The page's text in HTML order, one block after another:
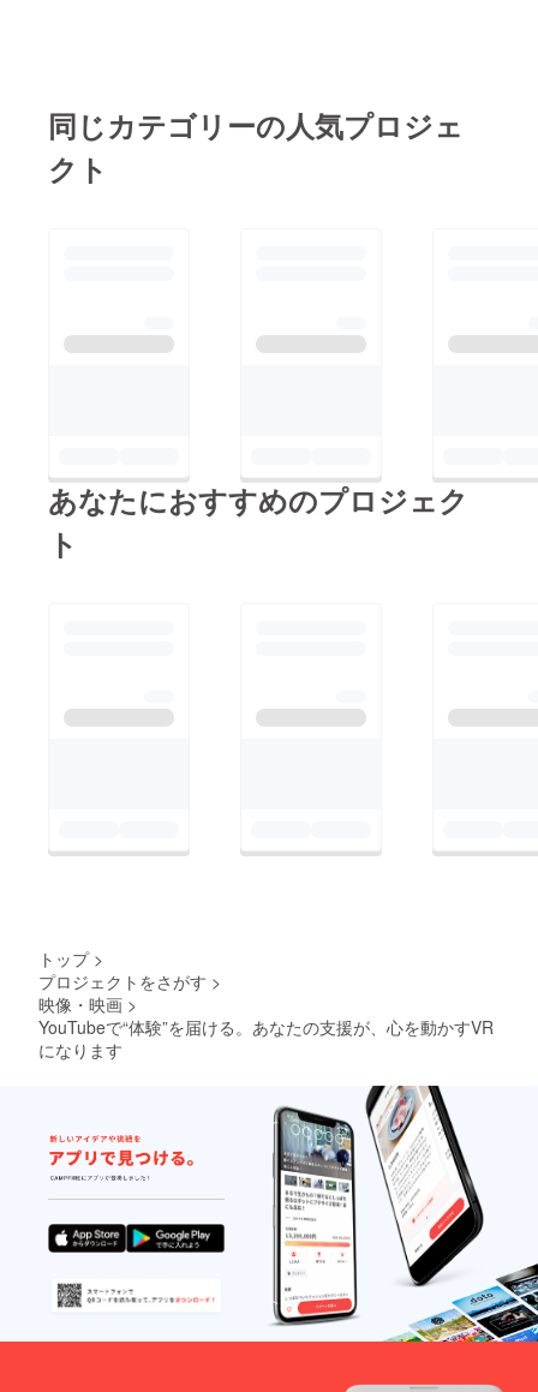
同じカテゴリーの人気プロジェ
クト
あなたにおすすめのプロジェク
ト
トップ >
プロジェクトをさがす >
映像・映画 >
YouTubeで“体験”を届ける。あなたの支援が、心を動かすVR
になります